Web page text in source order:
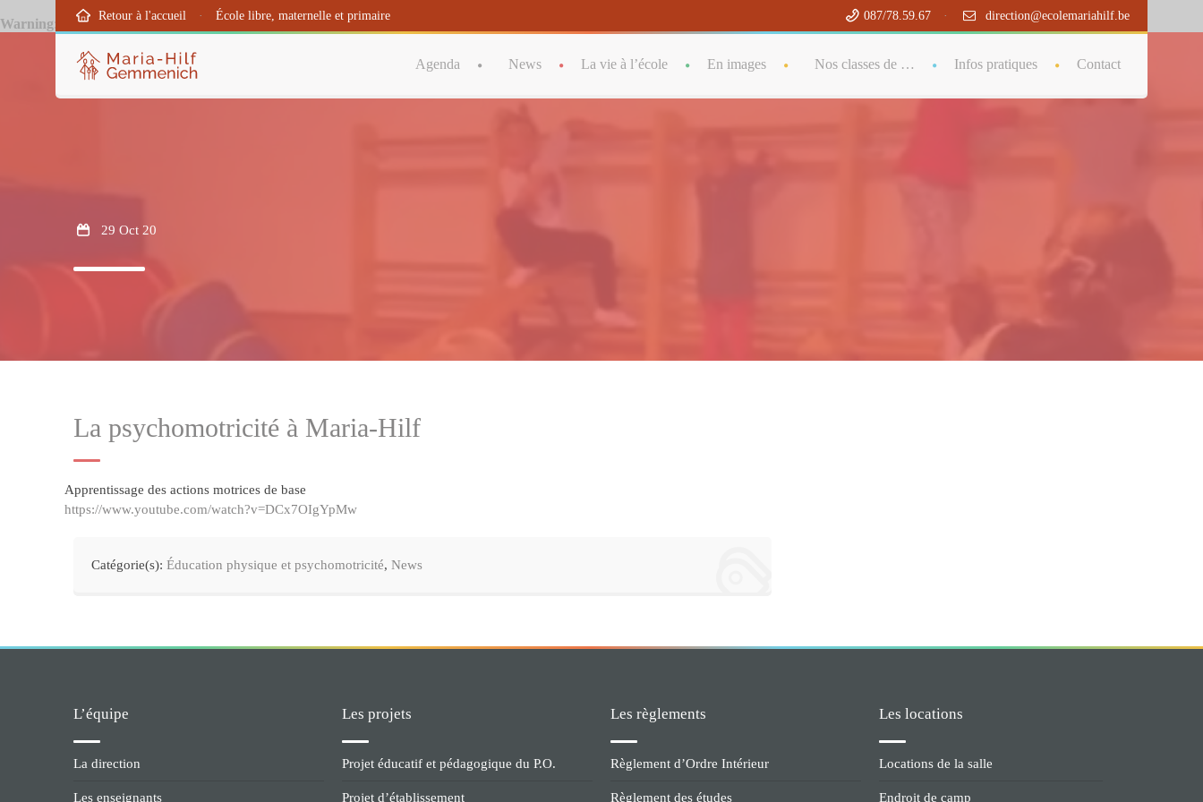
Warning : Creating default object from empty value in/htdocs/wp-content/themes/babykids/framework/ReduxCore/inc/class.redux_filesystem.php on line29
Retour à l'accueil · École libre, maternelle et primaire 087/78.59.67 · direction@ecolemariahilf.be
Agenda News La vie à l’école En images Nos classes de … Infos pratiques Contact
29 Oct 20
La psychomotricité à Maria-Hilf
Apprentissage des actions motrices de base
https://www.youtube.com/watch?v=DCx7OIgYpMw
Catégorie(s): Éducation physique et psychomotricité, News
L’équipe
La direction
Les enseignants
Les projets
Projet éducatif et pédagogique du P.O.
Projet d’établissement
Les règlements
Règlement d’Ordre Intérieur
Règlement des études
Les locations
Locations de la salle
Endroit de camp